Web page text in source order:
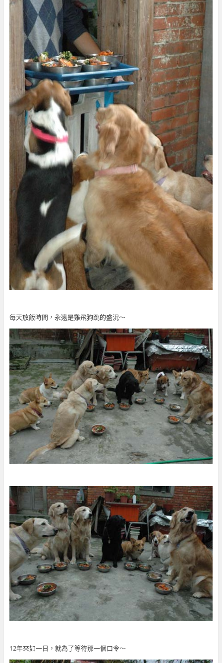
每天放飯時間，永遠是雞飛狗跳的盛況～
12年來如一日，就為了等待那一個口令～